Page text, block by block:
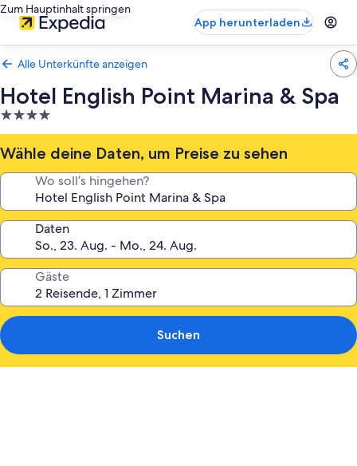
Zum Hauptinhalt springen
App herunterladen
Alle Unterkünfte anzeigen
Hotel English Point Marina & Spa
4.0-
Sterne-
Unterkunft
Wähle deine Daten, um Preise zu sehen
Wo soll’s hingehen?
Daten
Gäste
Suchen